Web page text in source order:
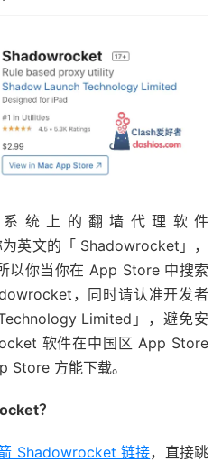
统上的翻墙代理软件
英文的「 Shadowrocket」，
以你当你在 App Store 中搜索
，同时请认准开发者
Limited 」，避免安
软件在中国区 App Store
Store 方能下载。
？
Shadowrocket 链接，直接跳